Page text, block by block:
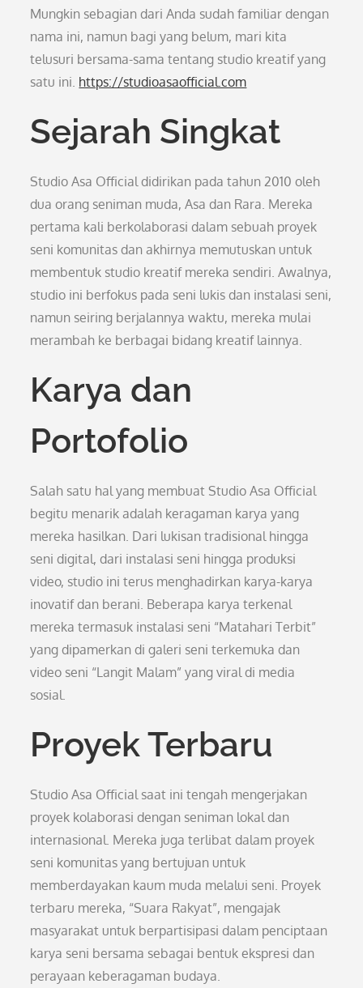
Mungkin sebagian dari Anda sudah familiar dengan
nama ini, namun bagi yang belum, mari kita
telusuri bersama-sama tentang studio kreatif yang
satu ini. https://studioasaofficial.com
Sejarah Singkat
Studio Asa Official didirikan pada tahun 2010 oleh
dua orang seniman muda, Asa dan Rara. Mereka
pertama kali berkolaborasi dalam sebuah proyek
seni komunitas dan akhirnya memutuskan untuk
membentuk studio kreatif mereka sendiri. Awalnya,
studio ini berfokus pada seni lukis dan instalasi seni,
namun seiring berjalannya waktu, mereka mulai
merambah ke berbagai bidang kreatif lainnya.
Karya dan
Portofolio
Salah satu hal yang membuat Studio Asa Official
begitu menarik adalah keragaman karya yang
mereka hasilkan. Dari lukisan tradisional hingga
seni digital, dari instalasi seni hingga produksi
video, studio ini terus menghadirkan karya-karya
inovatif dan berani. Beberapa karya terkenal
mereka termasuk instalasi seni “Matahari Terbit”
yang dipamerkan di galeri seni terkemuka dan
video seni “Langit Malam” yang viral di media
sosial.
Proyek Terbaru
Studio Asa Official saat ini tengah mengerjakan
proyek kolaborasi dengan seniman lokal dan
internasional. Mereka juga terlibat dalam proyek
seni komunitas yang bertujuan untuk
memberdayakan kaum muda melalui seni. Proyek
terbaru mereka, “Suara Rakyat”, mengajak
masyarakat untuk berpartisipasi dalam penciptaan
karya seni bersama sebagai bentuk ekspresi dan
perayaan keberagaman budaya.